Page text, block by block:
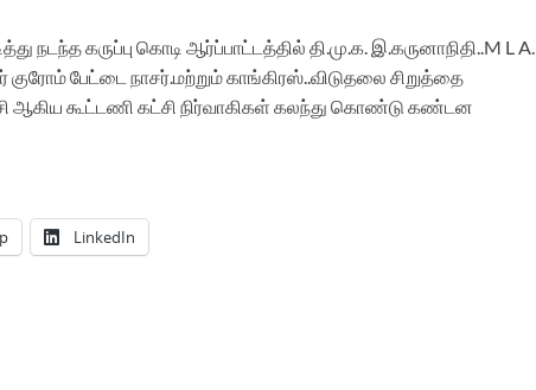
கருப்பு கொடி ஆர்ப்பாட்டத்தில் தி.மு.க‌. இ.கருனாநிதி..M L A.
பேட்டை நாசர்.‌‌மற்றும் காங்கிரஸ்‌‌..விடுதலை சிறுத்தை
ஆகிய கூட்டணி கட்சி நிர்வாகிகள் கலந்து கொண்டு கண்டன
LinkedIn